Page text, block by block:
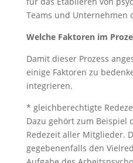
Teams und Unternehmen
Welche Faktoren im
Damit dieser Prozess
einige Faktoren zu
integrieren.
* gleichberechtigte
Dazu gehört zum Beispiel
Redezeit aller Mitglieder.
gegebenenfalls den